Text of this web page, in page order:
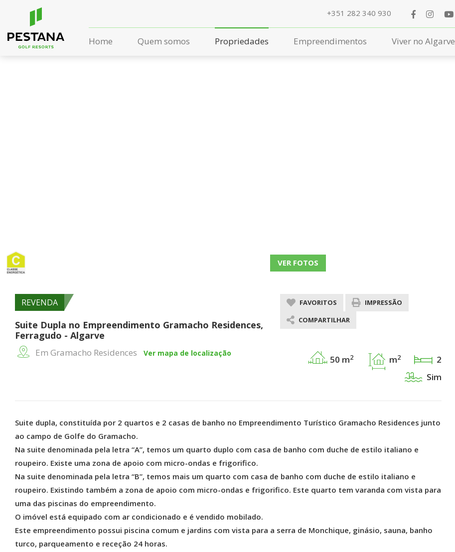
+351 282 340 930
Home Quem somos Propriedades Empreendimentos Viver no Algarve
VER FOTOS
REVENDA
Suite Dupla no Empreendimento Gramacho Residences,
Ferragudo - Algarve
Em Gramacho Residences Ver mapa de localização
FAVORITOS
IMPRESSÃO
COMPARTILHAR
50 m2 m2
2
Sim
Suite dupla, constituída por 2 quartos e 2 casas de banho no Empreendimento Turístico Gramacho Residences junto
ao campo de Golfe do Gramacho.
Na suite denominada pela letra “A”, temos um quarto duplo com casa de banho com duche de estilo italiano e
roupeiro. Existe uma zona de apoio com micro-ondas e frigorifico.
Na suite denominada pela letra “B”, temos mais um quarto com casa de banho com duche de estilo italiano e
roupeiro. Existindo também a zona de apoio com micro-ondas e frigorifico. Este quarto tem varanda com vista para
uma das piscinas do empreendimento.
O imóvel está equipado com ar condicionado e é vendido mobilado.
Este empreendimento possui piscina comum e jardins com vista para a serra de Monchique, ginásio, sauna, banho
turco, parqueamento e receção 24 horas.